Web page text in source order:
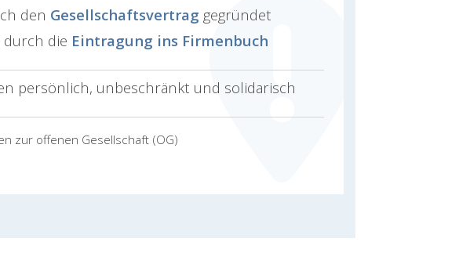
zur offenen Gesellschaft (OG)
den Gesellschaftsvertrag gegründet
die Eintragung ins Firmenbuch
persönlich, unbeschränkt und solidarisch